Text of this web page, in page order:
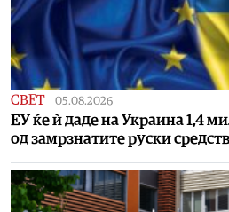
СВЕТ | 05.08.2026
ЕУ ќе ѝ даде на Украина 1,4
од замрзнатите руски